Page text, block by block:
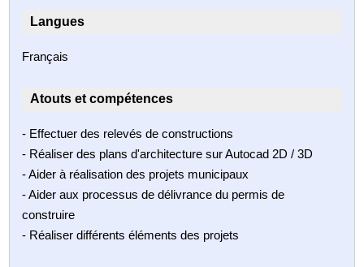
Langues
Français
Atouts et compétences
- Effectuer des relevés de constructions
- Réaliser des plans d'architecture sur Autocad 2D / 3D
- Aider à réalisation des projets municipaux
- Aider aux processus de délivrance du permis de
construire
- Réaliser différents éléments des projets